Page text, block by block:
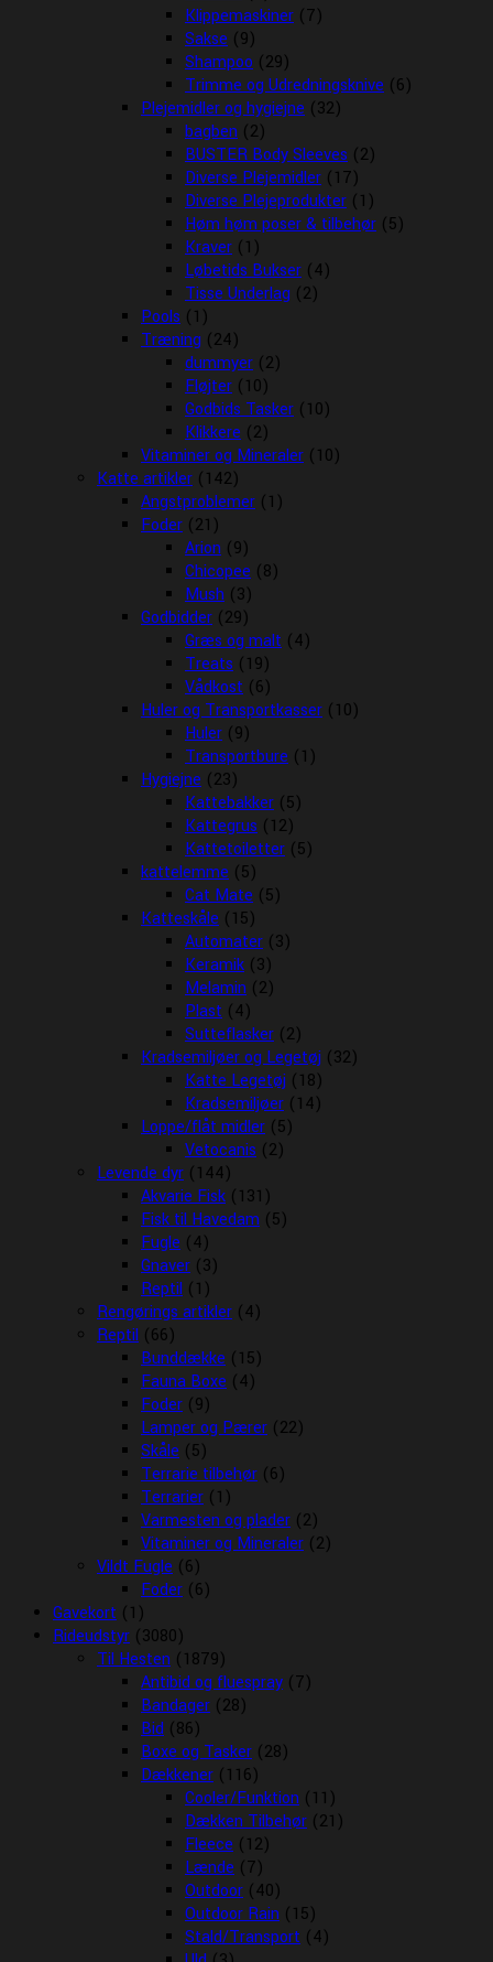
Klippemaskiner (7)
Sakse (9)
Shampoo (29)
Trimme og Udredningsknive (6)
Plejemidler og hygiejne (32)
bagben (2)
BUSTER Body Sleeves (2)
Diverse Plejemidler (17)
Diverse Plejeprodukter (1)
Høm høm poser & tilbehør (5)
Kraver (1)
Løbetids Bukser (4)
Tisse Underlag (2)
Pools (1)
Træning (24)
dummyer (2)
Fløjter (10)
Godbids Tasker (10)
Klikkere (2)
Vitaminer og Mineraler (10)
Katte artikler (142)
Angstproblemer (1)
Foder (21)
Arion (9)
Chicopee (8)
Mush (3)
Godbidder (29)
Græs og malt (4)
Treats (19)
Vådkost (6)
Huler og Transportkasser (10)
Huler (9)
Transportbure (1)
Hygiejne (23)
Kattebakker (5)
Kattegrus (12)
Kattetoiletter (5)
kattelemme (5)
Cat Mate (5)
Katteskåle (15)
Automater (3)
Keramik (3)
Melamin (2)
Plast (4)
Sutteflasker (2)
Kradsemiljøer og Legetøj (32)
Katte Legetøj (18)
Kradsemiljøer (14)
Loppe/flåt midler (5)
Vetocanis (2)
Levende dyr (144)
Akvarie Fisk (131)
Fisk til Havedam (5)
Fugle (4)
Gnaver (3)
Reptil (1)
Rengørings artikler (4)
Reptil (66)
Bunddække (15)
Fauna Boxe (4)
Foder (9)
Lamper og Pærer (22)
Skåle (5)
Terrarie tilbehør (6)
Terrarier (1)
Varmesten og plader (2)
Vitaminer og Mineraler (2)
Vildt Fugle (6)
Foder (6)
Gavekort (1)
Rideudstyr (3080)
Til Hesten (1879)
Antibid og fluespray (7)
Bandager (28)
Bid (86)
Boxe og Tasker (28)
Dækkener (116)
Cooler/Funktion (11)
Dækken Tilbehør (21)
Fleece (12)
Lænde (7)
Outdoor (40)
Outdoor Rain (15)
Stald/Transport (4)